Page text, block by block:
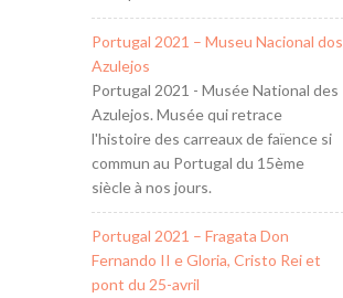
Portugal 2021 – Museu Nacional dos
Azulejos
Portugal 2021 - Musée National des
Azulejos. Musée qui retrace
l'histoire des carreaux de faïence si
commun au Portugal du 15ème
siècle à nos jours.
Portugal 2021 – Fragata Don
Fernando II e Gloria, Cristo Rei et
pont du 25-avril